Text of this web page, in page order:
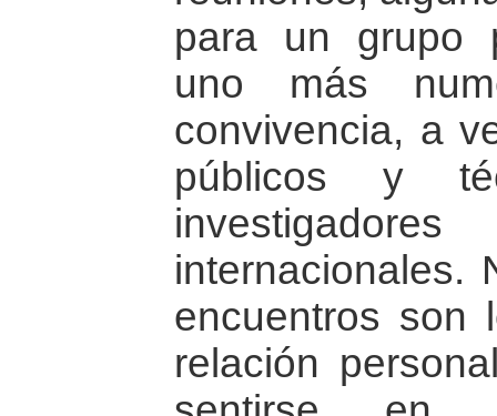
para un grupo
uno más
convivencia, a
públicos y
internacionales.
encuentros son
relación